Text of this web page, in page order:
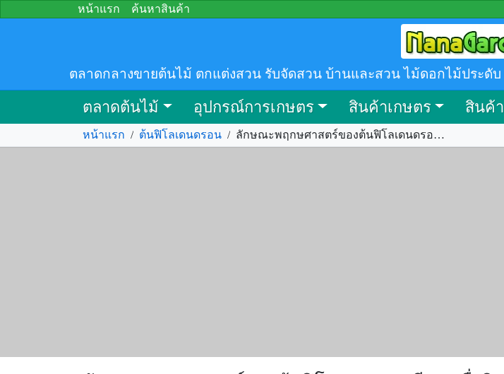
หน้าแรก ค้นหาสินค้า
ตลาดกลางขายต้นไม้ ตกแต่งสวน รับจัดสวน บ้านและสวน ไม้ดอกไม้ประ
ตลาดต้นไม้ อุปกรณ์การเกษตร สินค้าเกษตร สินค้า
หน้าแรก / ต้นฟิโลเดนดรอน / ลักษณะพฤกษศาสตร์ของต้นฟิโลเดนดรอนสีทอง ชื่อวิทยาศาสตร์ การขยายพันธุ์ การดูแล ประโยชน์